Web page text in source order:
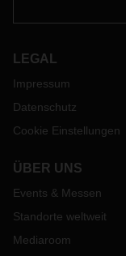
LEGAL
Impressum
Datenschutz
Cookie Einstellungen
ÜBER UNS
Events & Messen
Standorte weltweit
Mediaroom